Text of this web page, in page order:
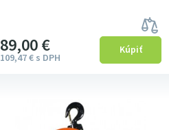
89 00€
109 47€ s DPH